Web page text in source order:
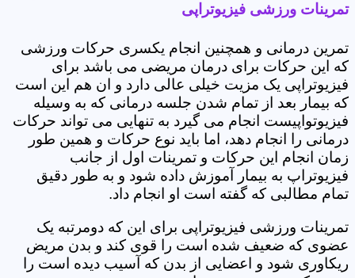
تمرینات ورزشی فیزیوتراپی
تمرین درمانی و همچنین انجام یکسری حرکات ورزشی
که این حرکات برای درمان مریضی می باشد برای
فیزیوتراپی یک مزیت خیلی عالی دارد و ان هم این است
که بیمار بعد از تمام شدن جلسه درمانی که به وسیله
فیزیوتواپیست انجام می گیرد به تنهایی می تواند حرکات
درمانی را انجام دهد، اما باید نوع حرکات و همین طور
زمان انجام این حرکات و تمرینات اول از جانب
فیزیوتراپ به بیمار آموزش داده شود و به طور دقیق
تمام مطالبی که گفته است او انجام داد.
تمرینات ورزشی فیزیوتراپی برای این که دومرتبه یک
عضوی که ضعیف شده است را قوی کند و بدن مریض
ریکاوری شود و اعضایی از بدن که آسیب دیده است را